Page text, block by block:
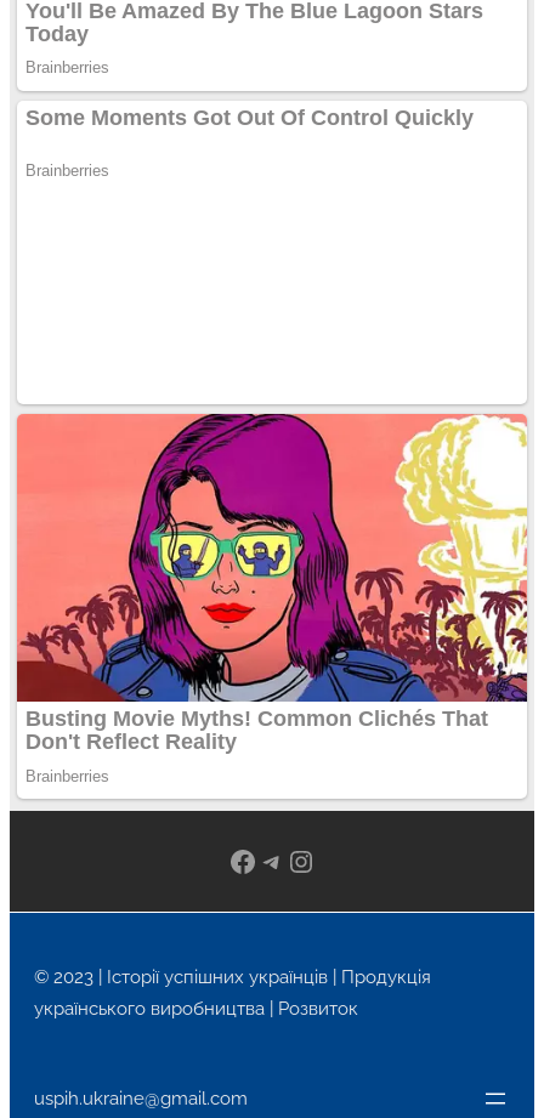
Facebook
Telegram
Instagram
© 2023 | Історії успішних українців | Продукція
українського виробництва | Розвиток
uspih.ukraine@gmail.com